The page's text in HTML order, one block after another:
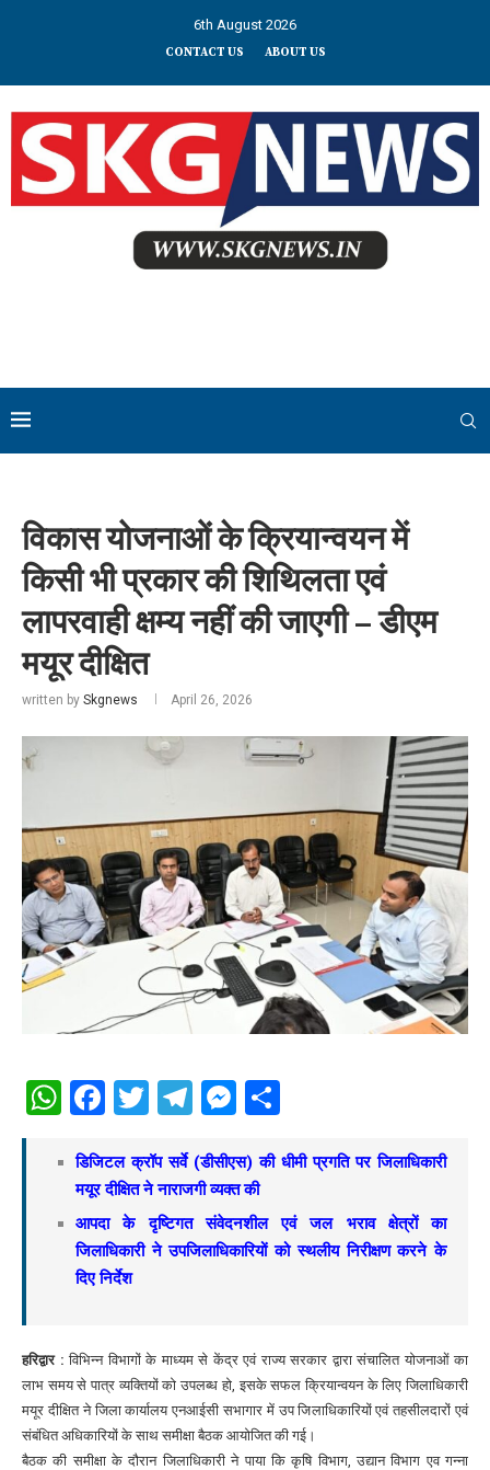
6th August 2026
CONTACT US ABOUT US
विकास योजनाओं के क्रियान्वयन में
किसी भी प्रकार की शिथिलता एवं
लापरवाही क्षम्य नहीं की जाएगी – डीएम
मयूर दीक्षित
written by Skgnews April 26, 2026
WhatsApp
Facebook
Twitter
Telegram
Messenger
डिजिटल क्रॉप सर्वे (डीसीएस) की धीमी प्रगति पर जिलाधिकारी
मयूर दीक्षित ने नाराजगी व्यक्त की
आपदा के दृष्टिगत संवेदनशील एवं जल भराव क्षेत्रों का
जिलाधिकारी ने उपजिलाधिकारियों को स्थलीय निरीक्षण करने के
दिए निर्देश
हरिद्वार : विभिन्न विभागों के माध्यम से केंद्र एवं राज्य सरकार द्वारा संचालित योजनाओं का
लाभ समय से पात्र व्यक्तियों को उपलब्ध हो, इसके सफल क्रियान्वयन के लिए जिलाधिकारी
मयूर दीक्षित ने जिला कार्यालय एनआईसी सभागार में उप जिलाधिकारियों एवं तहसीलदारों एवं
संबंधित अधिकारियों के साथ समीक्षा बैठक आयोजित की गई।
बैठक की समीक्षा के दौरान जिलाधिकारी ने पाया कि कृषि विभाग, उद्यान विभाग एव गन्ना